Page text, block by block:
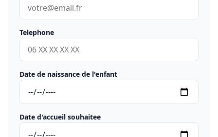
Telephone
Date de naissance de l'enfant
Date d'accueil souhaitee